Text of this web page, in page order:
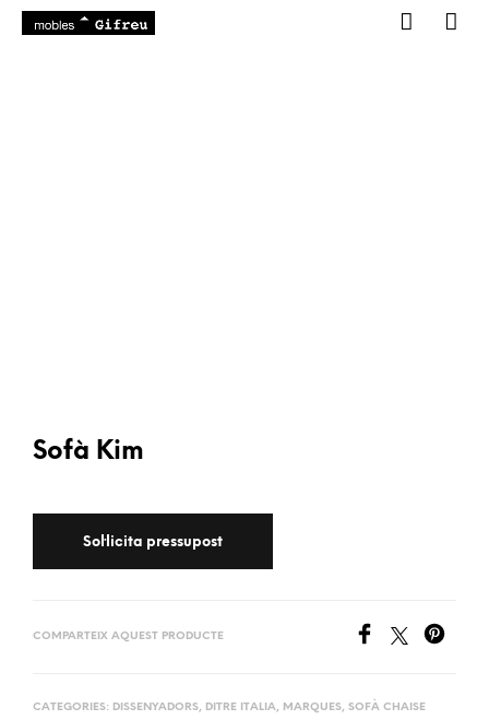
Sofà Kim
COMPARTEIX AQUEST PRODUCTE
CATEGORIES: DISSENYADORS, DITRE ITALIA, MARQUES, SOFÀ CHAISE